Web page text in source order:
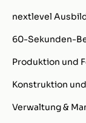
nextlevel
60-Sekunden-
Produktion und
Konstruktion
Verwaltung &